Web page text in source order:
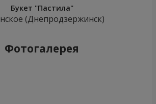
Букет "Пастила"
(Днепродзержинск)
Фотогалерея